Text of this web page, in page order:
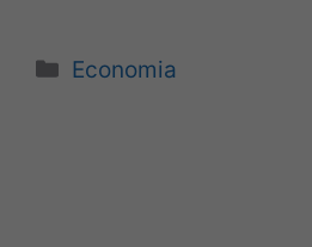
Categorie
Economia